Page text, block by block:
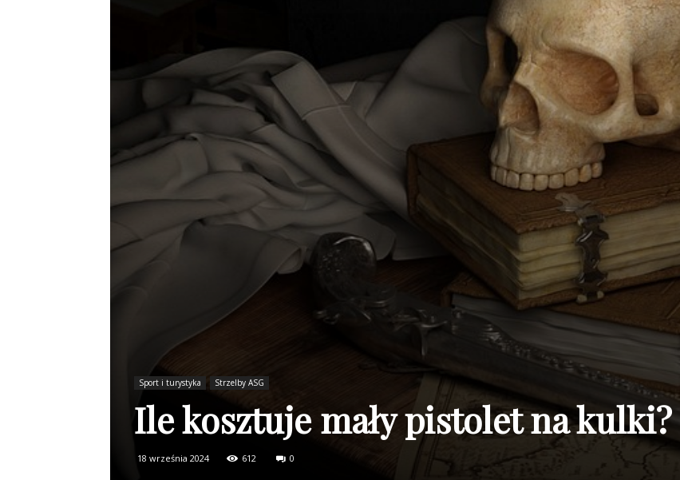
Sport i turystyka Strzelby ASG
Ile kosztuje mały pistolet na kulki?
18 września 2024 612 0